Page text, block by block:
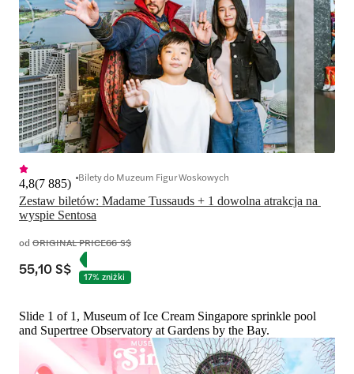
Zestaw biletów: Madame Tussauds + 1 dowolna atrakcja na
wyspie Sentosa
4,8(7 885) Bilety do Muzeum Figur Woskowych
od ORIGINAL PRICE66 S$
55,10 S$ 17% zniżki
Slide 1 of 1, Museum of Ice Cream Singapore sprinkle pool
and Supertree Observatory at Gardens by the Bay.